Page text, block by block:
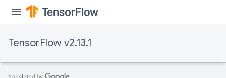
TensorFlow v2.13.1